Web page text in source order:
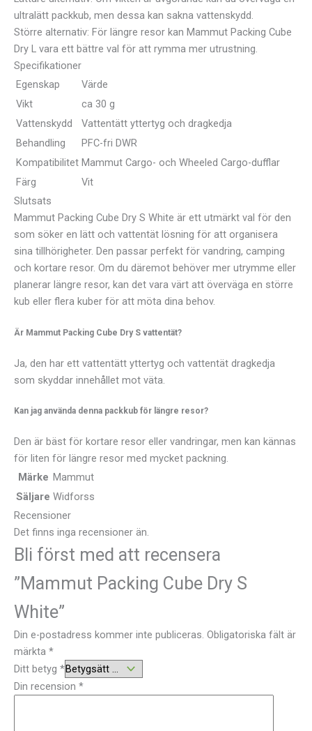
ultralätt packkub, men dessa kan sakna vattenskydd.
Större alternativ: För längre resor kan Mammut Packing Cube
Dry L vara ett bättre val för att rymma mer utrustning.
Specifikationer
Egenskap
Värde
Vikt
ca 30 g
Vattenskydd
Vattentätt yttertyg och dragkedja
Behandling
PFC-fri DWR
Kompatibilitet Mammut Cargo- och Wheeled Cargo-dufflar
Färg
Vit
Slutsats
Mammut Packing Cube Dry S White är ett utmärkt val för den
som söker en lätt och vattentät lösning för att organisera
sina tillhörigheter. Den passar perfekt för vandring, camping
och kortare resor. Om du däremot behöver mer utrymme eller
planerar längre resor, kan det vara värt att överväga en större
kub eller flera kuber för att möta dina behov.
Är Mammut Packing Cube Dry S vattentät?
Ja, den har ett vattentätt yttertyg och vattentät dragkedja
som skyddar innehållet mot väta.
Kan jag använda denna packkub för längre resor?
Den är bäst för kortare resor eller vandringar, men kan kännas
för liten för längre resor med mycket packning.
Märke Mammut
Säljare Widforss
Recensioner
Det finns inga recensioner än.
Bli först med att recensera
”Mammut Packing Cube Dry S
White”
Din e-postadress kommer inte publiceras. Obligatoriska fält är
märkta *
Ditt betyg *
Din recension *